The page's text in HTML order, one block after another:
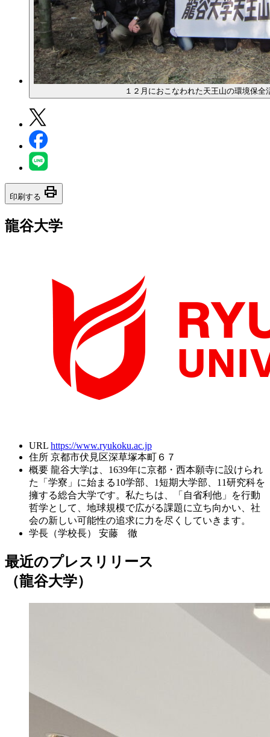
１２月におこなわれた天王山の環境保全
印刷する print
龍谷大学
URL https://www.ryukoku.ac.jp
住所 京都市伏見区深草塚本町６７
概要 龍谷大学は、1639年に京都・西本願寺に設けられ
た「学寮」に始まる10学部、1短期大学部、11研究科を
擁する総合大学です。私たちは、「自省利他」を行動
哲学として、地球規模で広がる課題に立ち向かい、社
会の新しい可能性の追求に力を尽くしていきます。
学長（学校長）
安藤 徹
最近のプレスリリース
（龍谷大学）